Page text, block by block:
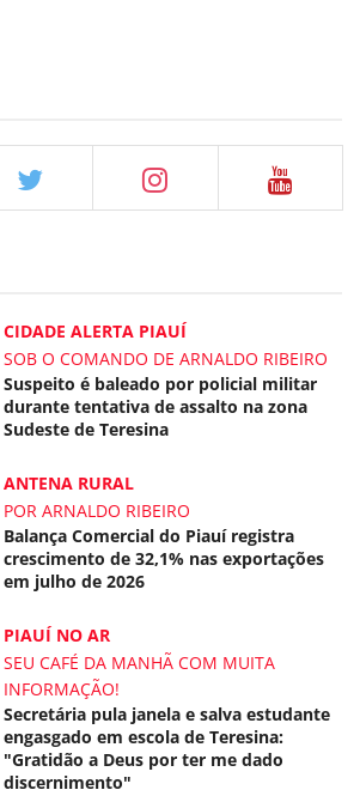
CIDADE ALERTA PIAUÍ
SOB O COMANDO DE ARNALDO RIBEIRO
Suspeito é baleado por policial militar
durante tentativa de assalto na zona
Sudeste de Teresina
ANTENA RURAL
POR ARNALDO RIBEIRO
Balança Comercial do Piauí registra
crescimento de 32,1% nas exportações
em julho de 2026
PIAUÍ NO AR
SEU CAFÉ DA MANHÃ COM MUITA
INFORMAÇÃO!
Secretária pula janela e salva estudante
engasgado em escola de Teresina:
"Gratidão a Deus por ter me dado
discernimento"